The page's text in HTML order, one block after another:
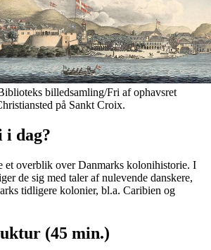
billedsamling/Fri af ophavsret
på Sankt Croix.
dag?
et overblik over Danmarks kolonihistorie. I
de sig med taler af nulevende danskere,
tidligere kolonier, bl.a. Caribien og
(45 min.)